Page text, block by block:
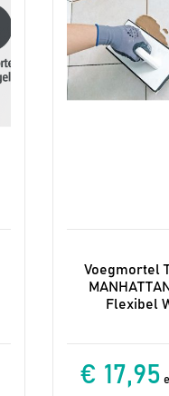
Voegmortel
Flexibel
€ 17,95